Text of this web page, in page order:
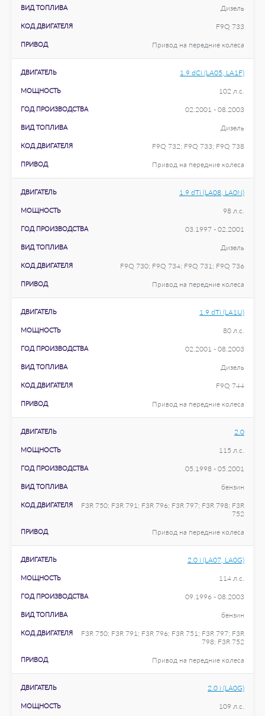
ВИД ТОПЛИВА Дизель
КОД ДВИГАТЕЛЯ F9Q 733
ПРИВОД Привод на передние колеса
ДВИГАТЕЛЬ 1.9 dCi (LA05, LA1F)
МОЩНОСТЬ 102 л.с.
ГОД ПРОИЗВОДСТВА 02.2001 - 08.2003
ВИД ТОПЛИВА Дизель
КОД ДВИГАТЕЛЯ F9Q 732; F9Q 733; F9Q 738
ПРИВОД Привод на передние колеса
ДВИГАТЕЛЬ 1.9 dTi (LA08, LA0N)
МОЩНОСТЬ 98 л.с.
ГОД ПРОИЗВОДСТВА 03.1997 - 02.2001
ВИД ТОПЛИВА Дизель
КОД ДВИГАТЕЛЯ F9Q 730; F9Q 734; F9Q 731; F9Q 736
ПРИВОД Привод на передние колеса
ДВИГАТЕЛЬ 1.9 dTi (LA1U)
МОЩНОСТЬ 80 л.с.
ГОД ПРОИЗВОДСТВА 02.2001 - 08.2003
ВИД ТОПЛИВА Дизель
КОД ДВИГАТЕЛЯ F9Q 744
ПРИВОД Привод на передние колеса
ДВИГАТЕЛЬ 2.0
МОЩНОСТЬ 115 л.с.
ГОД ПРОИЗВОДСТВА 05.1998 - 05.2001
ВИД ТОПЛИВА бензин
КОД ДВИГАТЕЛЯ
F3R 750; F3R 791; F3R 796; F3R 797; F3R 798; F3R
752
ПРИВОД Привод на передние колеса
ДВИГАТЕЛЬ 2.0 i (LA07, LA0G)
МОЩНОСТЬ 114 л.с.
ГОД ПРОИЗВОДСТВА 09.1996 - 08.2003
ВИД ТОПЛИВА бензин
КОД ДВИГАТЕЛЯ
F3R 750; F3R 791; F3R 796; F3R 751; F3R 797; F3R
798; F3R 752
ПРИВОД Привод на передние колеса
ДВИГАТЕЛЬ 2.0 i (LA0G)
МОЩНОСТЬ 109 л.с.